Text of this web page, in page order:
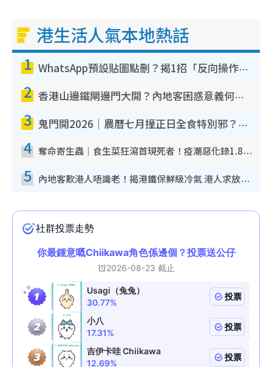
港生活人氣本地熱話
1 WhatsApp預設貼圖點刪？揭1招「反向操作」還原簡潔介面 附3步實測教學
2 香港山邊鐵閘邊門大開？內地客困惑意義何在！網民神回覆：呢種叫法理性防禦
3 鬼門開2026｜農曆七月撞正日全食特別邪？專家警告切忌做一事！揭4大禁忌+2招保平安
4 奪命寄生蟲｜食生菜狂瀉首現死者！疫潮惡化錄1.8萬宗病例 揭洗菜3大謬誤
5 內地客歎港人唔識老！揭港鐵保鮮級冷氣 港人求放過：咪投訴